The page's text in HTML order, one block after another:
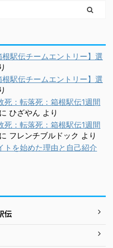
駅伝チームエントリー】選
駅伝チームエントリー】選
死：転落死：箱根駅伝1週間
に ひざやん より
死：転落死：箱根駅伝1週間
に フレンチブルドック より
トを始めた理由と自己紹介
伝